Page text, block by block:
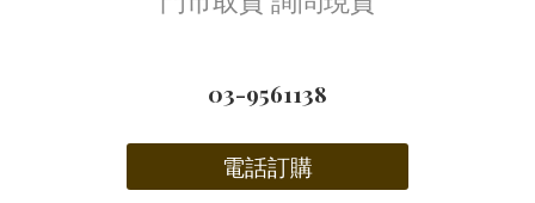
03-9561138
電話訂購